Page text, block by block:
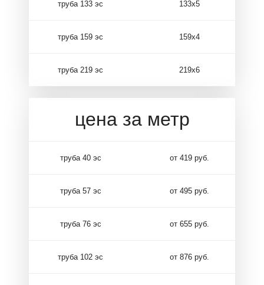
труба 133 эс 133х5
труба 159 эс 159х4
труба 219 эс 219х6
цена за метр
труба 40 эс от 419 руб.
труба 57 эс от 495 руб.
труба 76 эс от 655 руб.
труба 102 эс от 876 руб.